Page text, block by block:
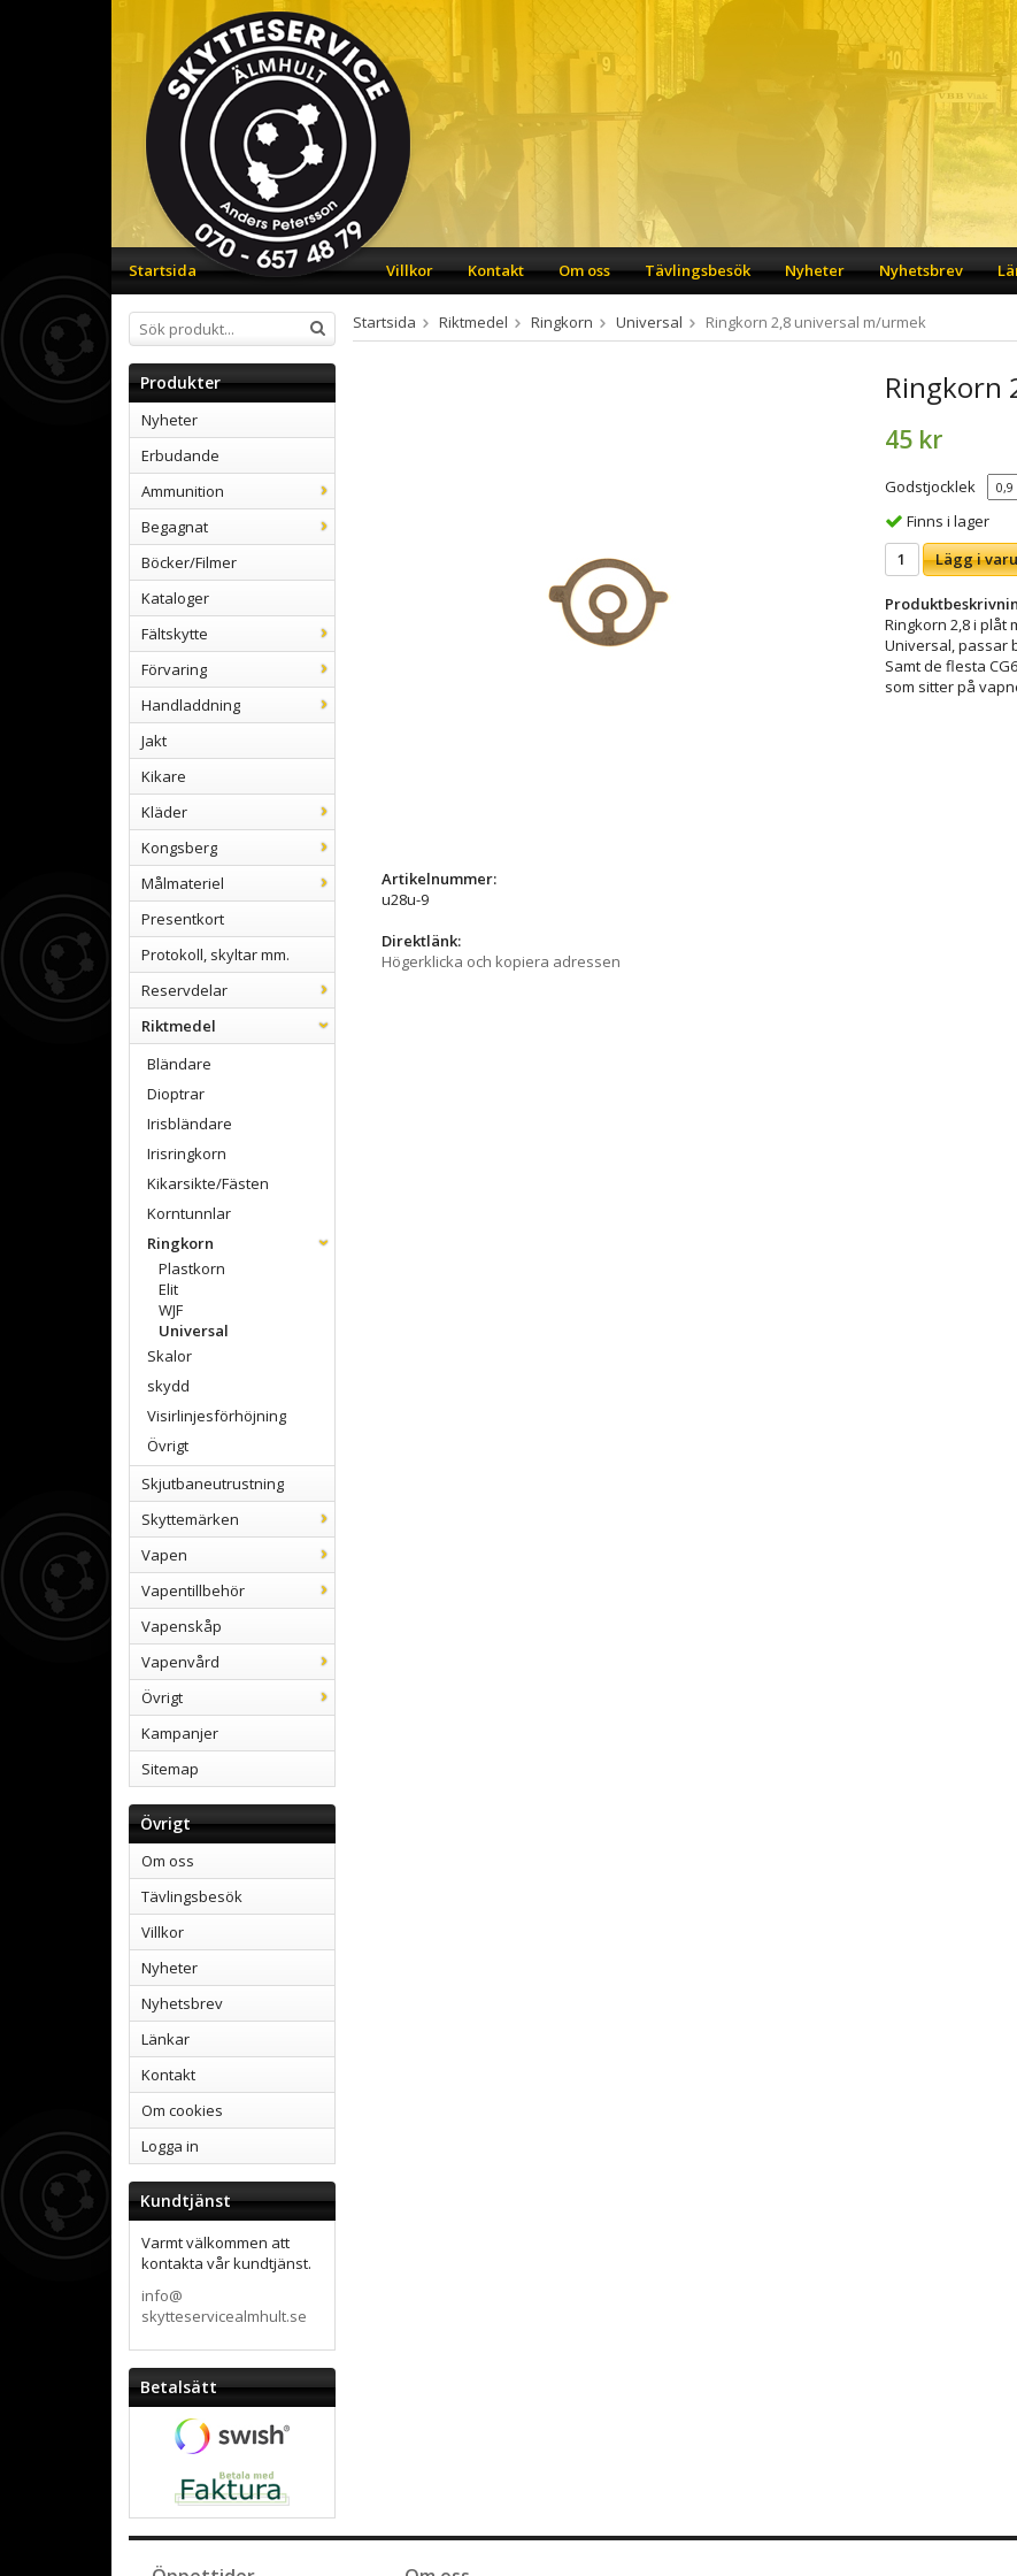
Startsida
Villkor Kontakt Om oss Tävlingsbesök Nyheter Nyhetsbrev
Produkter
Nyheter
Erbudande
Ammunition
Begagnat
Böcker/Filmer
Kataloger
Fältskytte
Förvaring
Handladdning
Jakt
Kikare
Kläder
Kongsberg
Målmateriel
Presentkort
Protokoll, skyltar mm.
Reservdelar
Riktmedel
Bländare
Dioptrar
Irisbländare
Irisringkorn
Kikarsikte/Fästen
Korntunnlar
Ringkorn
Plastkorn
Elit
WJF
Universal
Skalor
skydd
Visirlinjesförhöjning
Övrigt
Skjutbaneutrustning
Skyttemärken
Vapen
Vapentillbehör
Vapenskåp
Vapenvård
Övrigt
Kampanjer
Sitemap
Övrigt
Om oss
Tävlingsbesök
Villkor
Nyheter
Nyhetsbrev
Länkar
Kontakt
Om cookies
Logga in
Kundtjänst
Varmt välkommen att
kontakta vår kundtjänst.
info@
skytteservicealmhult.se
Betalsätt
Startsida Riktmedel Ringkorn Universal Ringkorn 2,8 universal m/urmek
Ringkorn
45 kr
Godstjocklek
Finns i lager
Lägg i
Ringkorn 2,8 i plåt
Universal, passar
Samt de flesta
som sitter på
Artikelnummer:
u28u-9
Direktlänk:
Högerklicka och kopiera adressen